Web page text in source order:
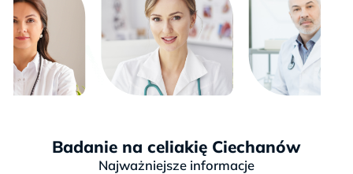
Badanie na celiakię Ciechanów
Najważniejsze informacje